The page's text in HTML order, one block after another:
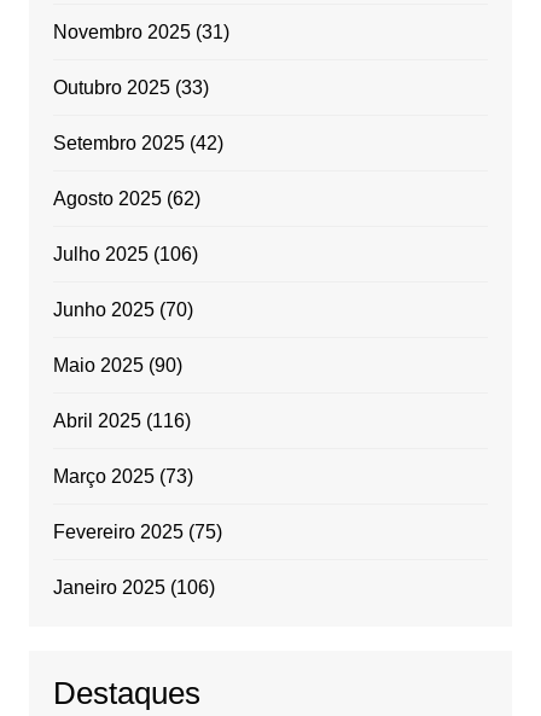
Novembro 2025(31)
Outubro 2025(33)
Setembro 2025(42)
Agosto 2025(62)
Julho 2025(106)
Junho 2025(70)
Maio 2025(90)
Abril 2025(116)
Março 2025(73)
Fevereiro 2025(75)
Janeiro 2025(106)
Destaques